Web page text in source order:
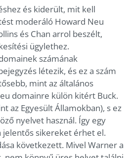
és kiderült, mit kell
moderáló Howard Neu
és Chan arrol beszélt,
ügylethez.
számának
létezik, és ez a szám
mint az általános
domainre külön kitért Buck.
az Egyesült Államokban), s ez
nyelvet használ. Így egy
jelentős sikereket érhet el.
következett. Mivel Warner a